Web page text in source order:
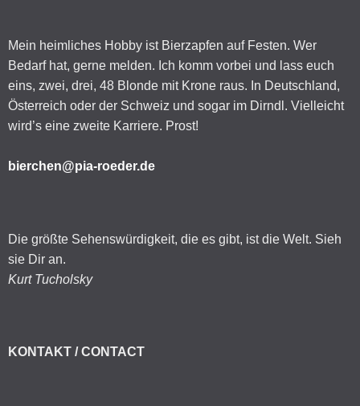
Mein heimliches Hobby ist Bierzapfen auf Festen. Wer
Bedarf hat, gerne melden. Ich komm vorbei und lass euch
eins, zwei, drei, 48 Blonde mit Krone raus. In Deutschland,
Österreich oder der Schweiz und sogar im Dirndl. Vielleicht
wird’s eine zweite Karriere. Prost!
bierchen@pia-roeder.de
Die größte Sehenswürdigkeit, die es gibt, ist die Welt. Sieh
sie Dir an.
Kurt Tucholsky
KONTAKT / CONTACT